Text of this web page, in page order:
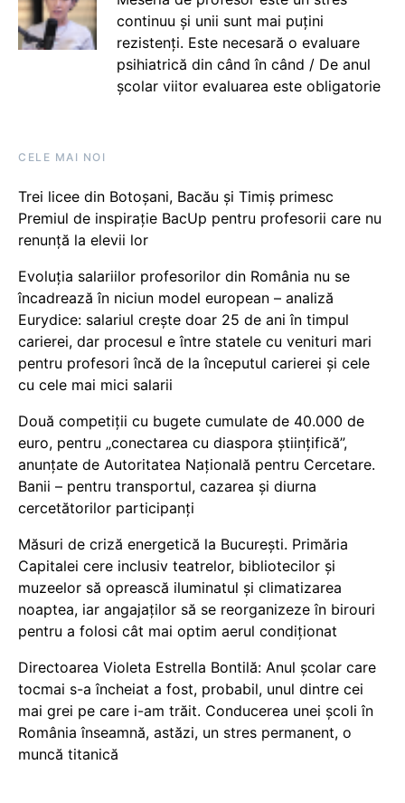
continuu și unii sunt mai puțini
rezistenți. Este necesară o evaluare
psihiatrică din când în când / De anul
școlar viitor evaluarea este obligatorie
CELE MAI NOI
Trei licee din Botoșani, Bacău și Timiș primesc
Premiul de inspirație BacUp pentru profesorii care nu
renunță la elevii lor
Evoluția salariilor profesorilor din România nu se
încadrează în niciun model european – analiză
Eurydice: salariul crește doar 25 de ani în timpul
carierei, dar procesul e între statele cu venituri mari
pentru profesori încă de la începutul carierei și cele
cu cele mai mici salarii
Două competiții cu bugete cumulate de 40.000 de
euro, pentru „conectarea cu diaspora științifică”,
anunțate de Autoritatea Națională pentru Cercetare.
Banii – pentru transportul, cazarea și diurna
cercetătorilor participanți
Măsuri de criză energetică la București. Primăria
Capitalei cere inclusiv teatrelor, bibliotecilor și
muzeelor să oprească iluminatul și climatizarea
noaptea, iar angajaților să se reorganizeze în birouri
pentru a folosi cât mai optim aerul condiționat
Directoarea Violeta Estrella Bontilă: Anul școlar care
tocmai s-a încheiat a fost, probabil, unul dintre cei
mai grei pe care i-am trăit. Conducerea unei școli în
România înseamnă, astăzi, un stres permanent, o
muncă titanică